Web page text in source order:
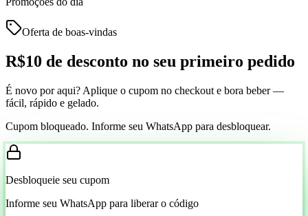
Oferta de boas-vindas
R$10 de desconto no seu primeiro pedido
É novo por aqui? Aplique o cupom no checkout e bora beber —
fácil, rápido e gelado.
Cupom bloqueado. Informe seu WhatsApp para desbloquear.
Desbloqueie seu cupom
Informe seu WhatsApp para liberar o código